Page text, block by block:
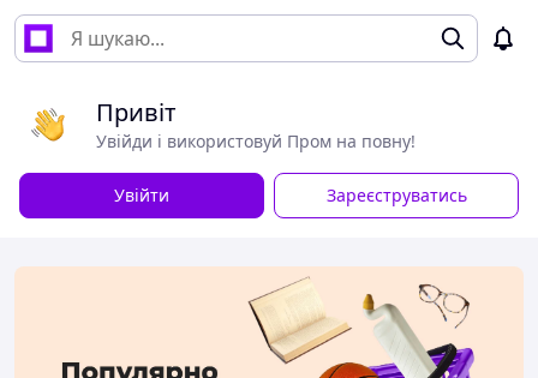
Привіт
Увійди і використовуй Пром на повну!
Увійти Зареєструватись